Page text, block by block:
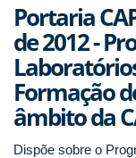
Portaria
de 2012 -
Formação
âmbito da
Dispõe sobre o